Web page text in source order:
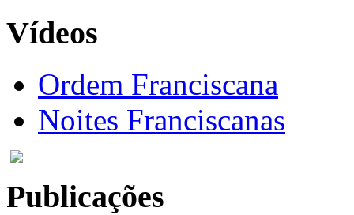
Vídeos
Ordem Franciscana
Noites Franciscanas
Publicações